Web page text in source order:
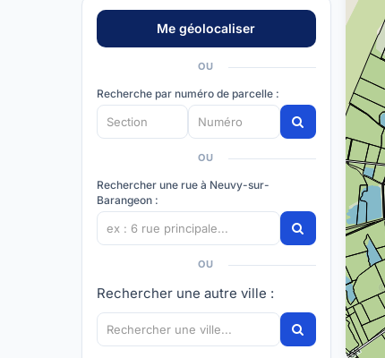
OU
Recherche par numéro de parcelle :
OU
Rechercher une rue à Neuvy-sur-
Barangeon :
OU
Rechercher une autre ville :